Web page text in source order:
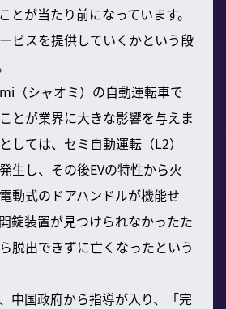
とが当たり前になっています。
ビスを提供していくかという段
（シャオミ）の自動運転車で
とが業界に大きな影響を与えま
しては、セミ自動運転（L2）
生し、その後EVの特性から火
動式のドアハンドルが機能せ
錠装置が見つけられなかったた
脱出できずに亡くなったという
中国政府から指導が入り、「完